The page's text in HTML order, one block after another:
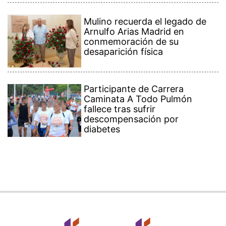
Mulino recuerda el legado de
Arnulfo Arias Madrid en
conmemoración de su
desaparición física
Participante de Carrera
Caminata A Todo Pulmón
fallece tras sufrir
descompensación por
diabetes